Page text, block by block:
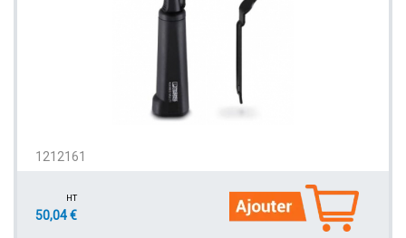
1212161
HT
50,04 €